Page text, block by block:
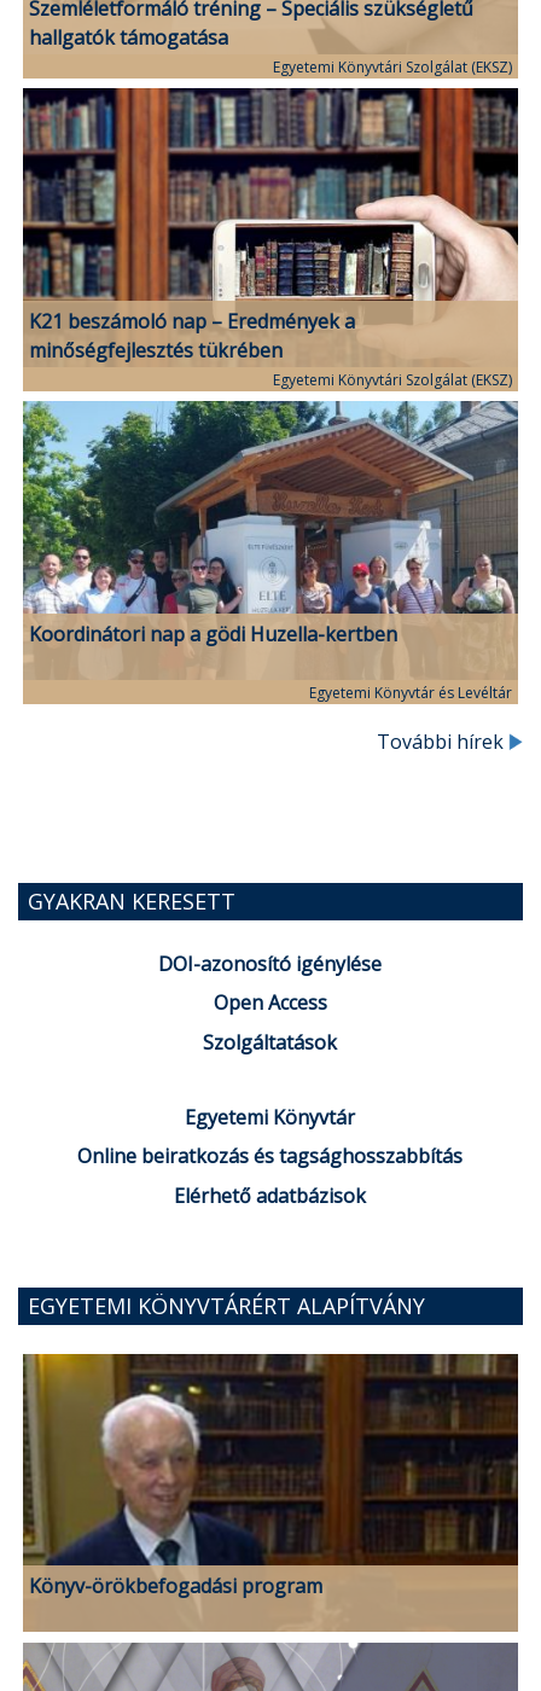
Szemléletformáló tréning – Speciális szükségletű
hallgatók támogatása
Egyetemi Könyvtári Szolgálat (EKSZ)
K21 beszámoló nap – Eredmények a
minőségfejlesztés tükrében
Egyetemi Könyvtári Szolgálat (EKSZ)
Koordinátori nap a gödi Huzella-kertben
Egyetemi Könyvtár és Levéltár
További hírek
GYAKRAN KERESETT
DOI-azonosító igénylése
Open Access
Szolgáltatások
Egyetemi Könyvtár
Online beiratkozás és tagsághosszabbítás
Elérhető adatbázisok
EGYETEMI KÖNYVTÁRÉRT ALAPÍTVÁNY
Könyv-örökbefogadási program